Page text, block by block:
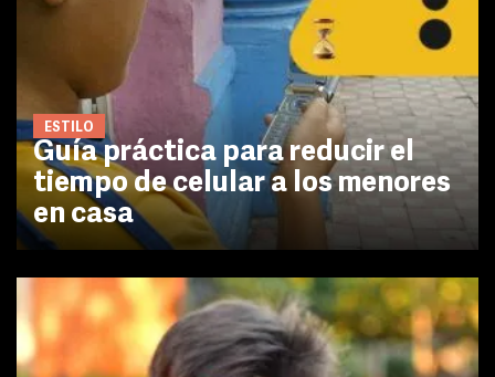
ESTILO
Guía práctica para reducir el
tiempo de celular a los menores
en casa